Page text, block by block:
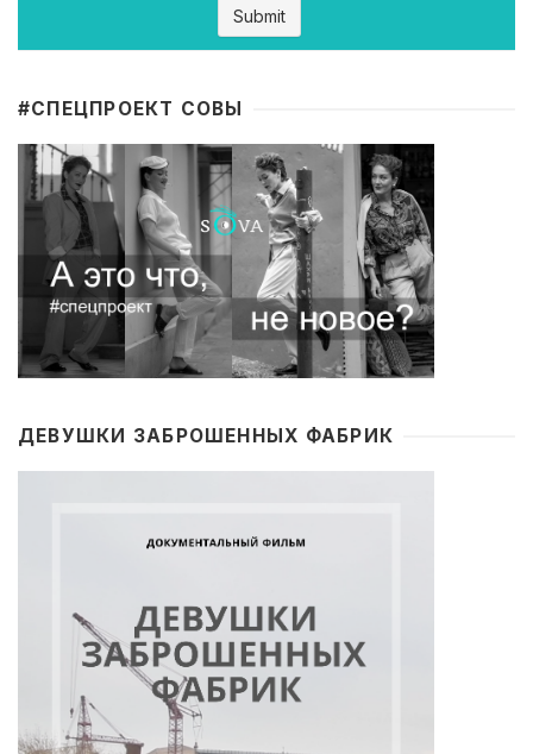
#CПЕЦПРОЕКТ СОВЫ
ДЕВУШКИ ЗАБРОШЕННЫХ ФАБРИК